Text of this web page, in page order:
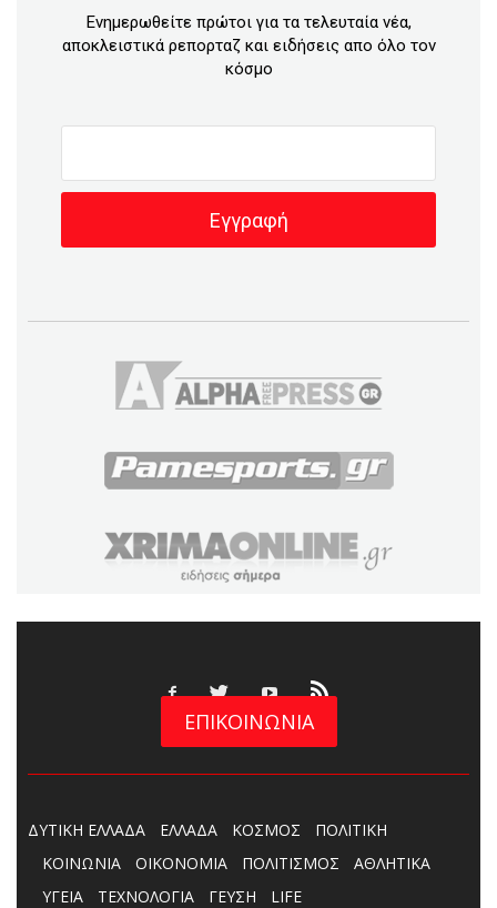
Ενημερωθείτε πρώτοι για τα τελευταία νέα,
αποκλειστικά ρεπορταζ και ειδήσεις απο όλο τον
κόσμο
ΕΠΙΚΟΙΝΩΝΙΑ
ΔΥΤΙΚΗ ΕΛΛΑΔΑ ΕΛΛΑΔΑ ΚΟΣΜΟΣ
ΠΟΛΙΤΙΚΗ
ΚΟΙΝΩΝΙΑ
ΟΙΚΟΝΟΜΙΑ ΠΟΛΙΤΙΣΜΟΣ
ΑΘΛΗΤΙΚΑ
ΥΓΕΙΑ
ΤΕΧΝΟΛΟΓΙΑ ΓΕΥΣΗ LIFE